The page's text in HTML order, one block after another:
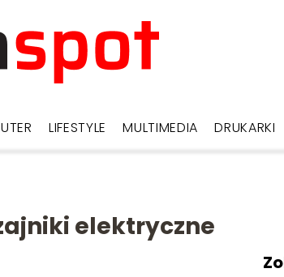
LIFESTYLE MULTIMEDIA DRUKARKI
elektryczne